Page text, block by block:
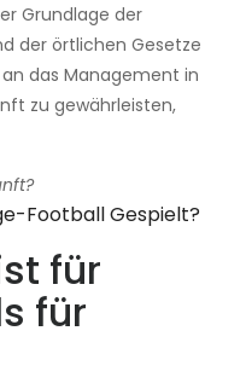
Grundlage der
der örtlichen Gesetze
das Management in
zu gewährleisten,
Football Gespielt?
für
für